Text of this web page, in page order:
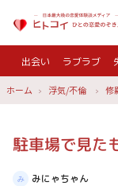
出会い ラブラブ
ホーム 浮気/不倫 修
駐車場で見た
みにゃちゃん